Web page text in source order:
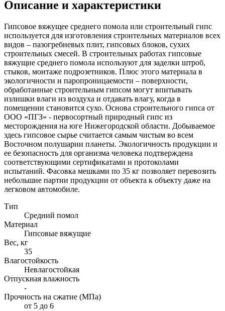
Описание и характеристики
Гипсовое вяжущее среднего помола или строительный гипс
используется для изготовления строительных материалов всех
видов – пазогребневых плит, гипсовых блоков, сухих
строительных смесей. В строительных работах гипсовые
вяжущие среднего помола используют для заделки штроб,
стыков, монтаже подрозетников. Плюс этого материала в
экологичности и паропроницаемости – поверхности,
обработанные строительным гипсом могут впитывать
излишки влаги из воздуха и отдавать влагу, когда в
помещении становится сухо. Основа строительного гипса от
ООО «ПГЗ» - первосортный природный гипс из
месторождения на юге Нижегородской области. Добываемое
здесь гипсовое сырье считается самым чистым во всем
Восточном полушарии планеты. Экологичность продукции и
ее безопасность для организма человека подтверждена
соответствующими сертификатами и протоколами
испытаний. Фасовка мешками по 35 кг позволяет перевозить
небольшие партии продукции от объекта к объекту даже на
легковом автомобиле.
Тип
Средний помол
Материал
Гипсовые вяжущие
Вес, кг
35
Влагостойкость
Невлагостойкая
Отпускная влажность
-
Прочность на сжатие (МПа)
от 5 до 6